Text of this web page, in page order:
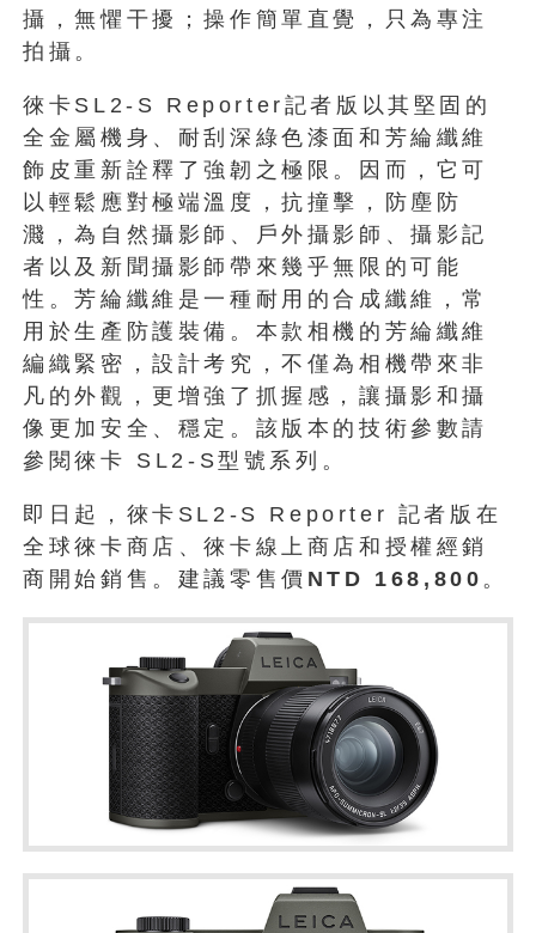
攝，無懼干擾；操作簡單直覺，只為專注
拍攝。
徠卡SL2-S Reporter記者版以其堅固的
全金屬機身、耐刮深綠色漆面和 芳綸纖維
飾皮重新詮釋了強韌之極限。因而，它可
以輕鬆應對極端溫 度，抗撞擊，防塵防
濺，為自然攝影師、戶外攝影師、攝影記
者以及新聞攝影師帶來幾乎無限的可能
性。芳綸纖維是一種耐用的合成纖維，常
用於生產防護裝備。 本款相機的芳綸纖維
編織緊密，設計考究，不僅為相機帶來非
凡的外 觀，更增強了抓握感，讓攝影和攝
像更加安全、穩定。 該版本的技術參數請
參閱徠卡 SL2-S型號系列。
即日起，徠卡SL2-S Reporter 記者版在
全球徠卡商店、徠卡線上商店和授權經銷
商開始銷售。 建議零售價 NTD 168,800 。